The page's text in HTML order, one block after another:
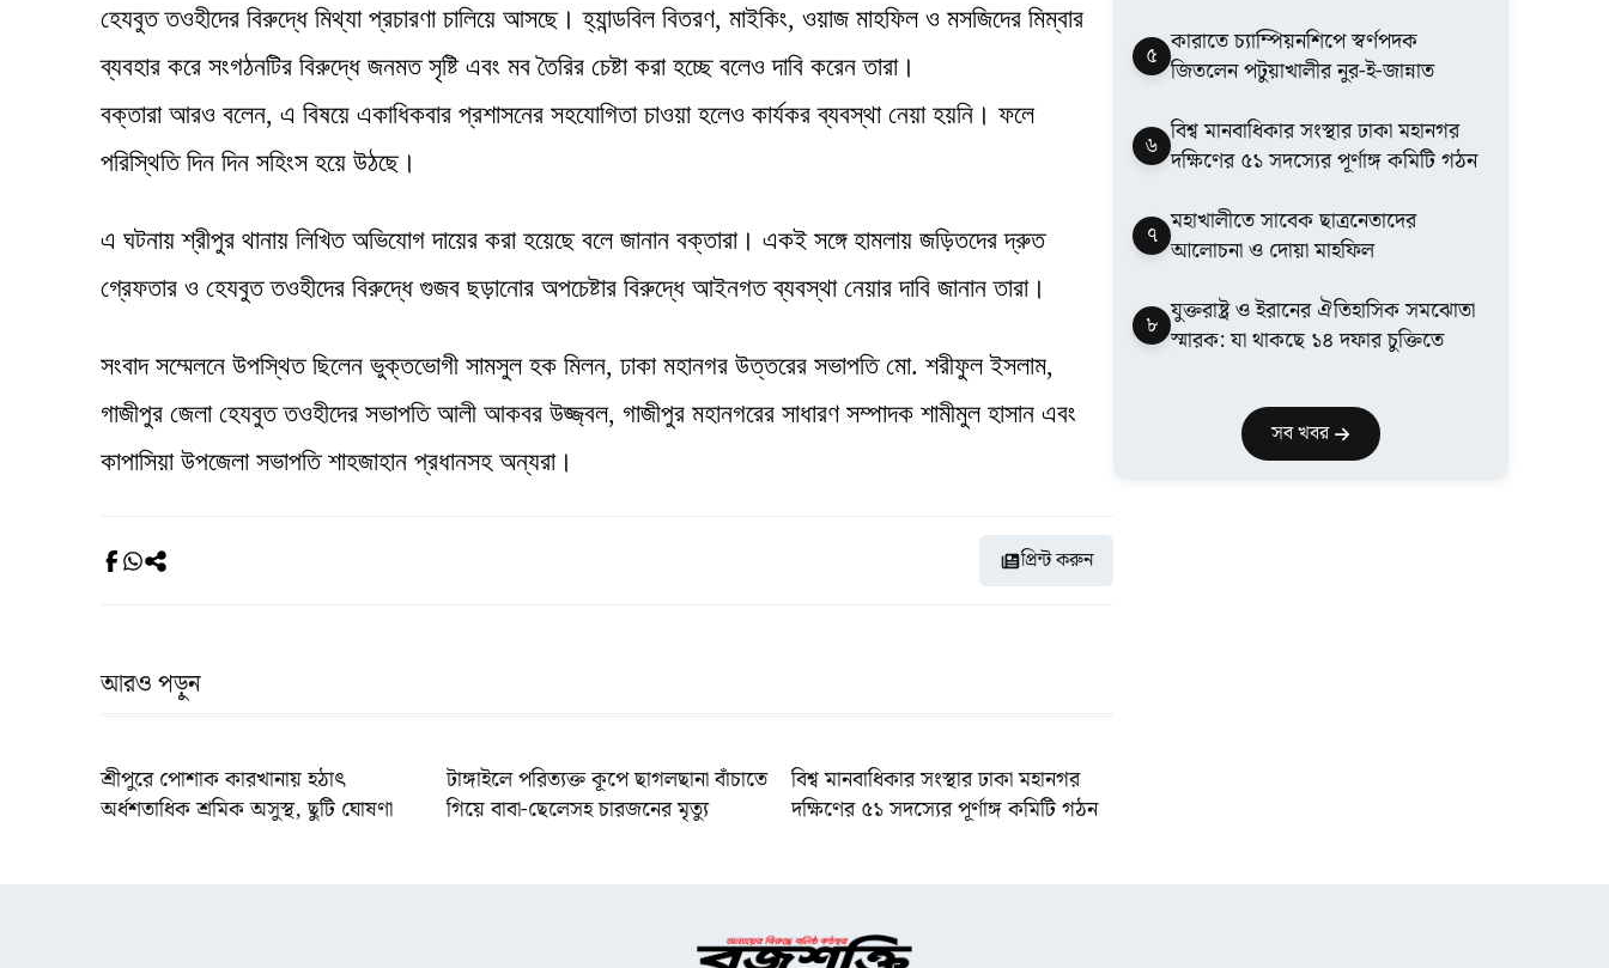
হেযবুত তওহীদের বিরুদ্ধে মিথ্যা প্রচারণা চালিয়ে আসছে। হ্যান্ডবিল বিতরণ, মাইকিং, ওয়াজ মাহফিল ও মসজিদের মিম্বার
ব্যবহার করে সংগঠনটির বিরুদ্ধে জনমত সৃষ্টি এবং মব তৈরির চেষ্টা করা হচ্ছে বলেও দাবি করেন তারা।
বক্তারা আরও বলেন, এ বিষয়ে একাধিকবার প্রশাসনের সহযোগিতা চাওয়া হলেও কার্যকর ব্যবস্থা নেয়া হয়নি। ফলে
পরিস্থিতি দিন দিন সহিংস হয়ে উঠছে।
এ ঘটনায় শ্রীপুর থানায় লিখিত অভিযোগ দায়ের করা হয়েছে বলে জানান বক্তারা। একই সঙ্গে হামলায় জড়িতদের দ্রুত
গ্রেফতার ও হেযবুত তওহীদের বিরুদ্ধে গুজব ছড়ানোর অপচেষ্টার বিরুদ্ধে আইনগত ব্যবস্থা নেয়ার দাবি জানান তারা।
সংবাদ সম্মেলনে উপস্থিত ছিলেন ভুক্তভোগী সামসুল হক মিলন, ঢাকা মহানগর উত্তরের সভাপতি মো. শরীফুল ইসলাম,
গাজীপুর জেলা হেযবুত তওহীদের সভাপতি আলী আকবর উজ্জ্বল, গাজীপুর মহানগরের সাধারণ সম্পাদক শামীমুল হাসান এবং
কাপাসিয়া উপজেলা সভাপতি শাহজাহান প্রধানসহ অন্যরা।
প্রিন্ট করুন
আরও পড়ুন
শ্রীপুরে পোশাক কারখানায় হঠাৎ
অর্ধশতাধিক শ্রমিক অসুস্থ, ছুটি ঘোষণা
টাঙ্গাইলে পরিত্যক্ত কূপে ছাগলছানা বাঁচাতে
গিয়ে বাবা-ছেলেসহ চারজনের মৃত্যু
বিশ্ব মানবাধিকার সংস্থার ঢাকা মহানগর
দক্ষিণের ৫১ সদস্যের পূর্ণাঙ্গ কমিটি গঠন
৫ কারাতে চ্যাম্পিয়নশিপে স্বর্ণপদক
জিতলেন পটুয়াখালীর নুর-ই-জান্নাত
৬ বিশ্ব মানবাধিকার সংস্থার ঢাকা মহানগর
দক্ষিণের ৫১ সদস্যের পূর্ণাঙ্গ কমিটি গঠন
৭ মহাখালীতে সাবেক ছাত্রনেতাদের
আলোচনা ও দোয়া মাহফিল
৮ যুক্তরাষ্ট্র ও ইরানের ঐতিহাসিক সমঝোতা
স্মারক: যা থাকছে ১৪ দফার চুক্তিতে
সব খবর